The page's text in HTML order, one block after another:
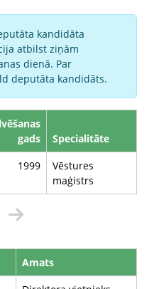
kandidāta
atbilst ziņām
dienā. Par
deputāta kandidāts.
gads
Specialitāte
1999
Vēstures
maģistrs
Amats